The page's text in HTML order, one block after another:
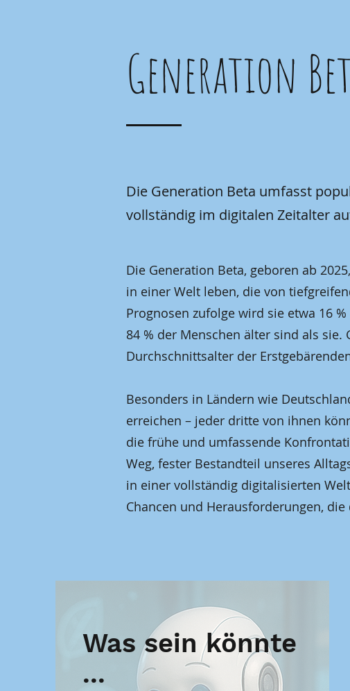
Generation
Die Generation Beta umfasst
vollständig im digitalen Zeitalter
Die Generation Beta, geboren ab
in einer Welt leben, die von
Prognosen zufolge wird sie etwa 16
84 % der Menschen älter sind als
Durchschnittsalter der
Besonders in Ländern wie
erreichen – jeder dritte von ihnen
die frühe und umfassende
Weg, fester Bestandteil unseres
in einer vollständig digitalisierten
Chancen und Herausforderungen,
Was sein könnte
...